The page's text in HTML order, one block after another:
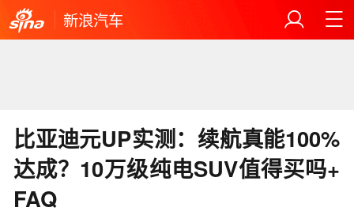
新浪汽车
比亚迪元UP实测：续航真能100%
达成？10万级纯电SUV值得买吗+
FAQ